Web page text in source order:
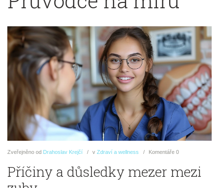
Zveřejněno od Drahoslav Krejčí v Zdraví a wellness Komentáře 0
Příčiny a důsledky mezer mezi